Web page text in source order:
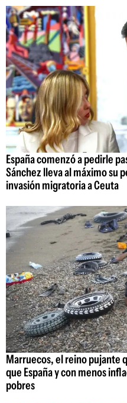
España comenzó a pedirle
Sánchez lleva al máximo su
invasión migratoria a Ceuta
Marruecos, el reino pujante
que España y con menos
pobres